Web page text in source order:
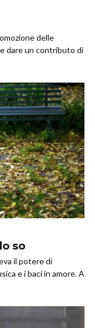
delle
dare un contributo di
so
il potere di
e i baci in amore. A